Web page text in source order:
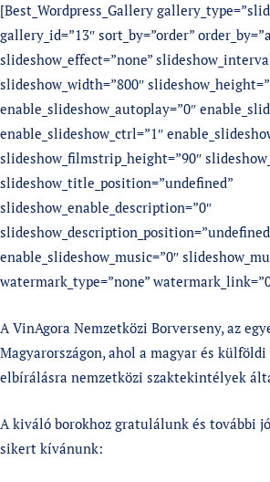
[Best_Wordpress_Gallery
gallery_id=”13″ sort_by=”order”
slideshow_effect=”none”
slideshow_width=”800″
enable_slideshow_autoplay=”0″
enable_slideshow_ctrl=”1″
slideshow_filmstrip_height=”90″
slideshow_title_position=”undefined”
slideshow_enable_description=”0″
enable_slideshow_music=”0″
watermark_type=”none”
A VinAgora Nemzetközi Borverseny, az
Magyarországon, ahol a magyar és
elbírálásra nemzetközi szaktekintélyek
A kiváló borokhoz gratulálunk és további
sikert kívánunk: